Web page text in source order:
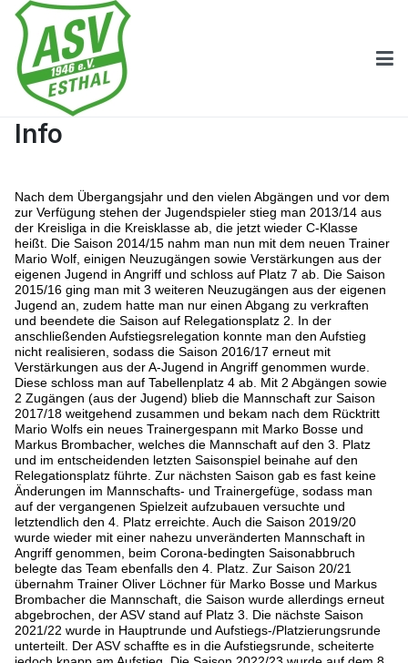
Info
Nach dem Übergangsjahr und den vielen Abgängen und vor dem
zur Verfügung stehen der Jugendspieler stieg man 2013/14 aus
der Kreisliga in die Kreisklasse ab, die jetzt wieder C-Klasse
heißt. Die Saison 2014/15 nahm man nun mit dem neuen Trainer
Mario Wolf, einigen Neuzugängen sowie Verstärkungen aus der
eigenen Jugend in Angriff und schloss auf Platz 7 ab. Die Saison
2015/16 ging man mit 3 weiteren Neuzugängen aus der eigenen
Jugend an, zudem hatte man nur einen Abgang zu verkraften
und beendete die Saison auf Relegationsplatz 2. In der
anschließenden Aufstiegsrelegation konnte man den Aufstieg
nicht realisieren, sodass die Saison 2016/17 erneut mit
Verstärkungen aus der A-Jugend in Angriff genommen wurde.
Diese schloss man auf Tabellenplatz 4 ab. Mit 2 Abgängen sowie
2 Zugängen (aus der Jugend) blieb die Mannschaft zur Saison
2017/18 weitgehend zusammen und bekam nach dem Rücktritt
Mario Wolfs ein neues Trainergespann mit Marko Bosse und
Markus Brombacher, welches die Mannschaft auf den 3. Platz
und im entscheidenden letzten Saisonspiel beinahe auf den
Relegationsplatz führte. Zur nächsten Saison gab es fast keine
Änderungen im Mannschafts- und Trainergefüge, sodass man
auf der vergangenen Spielzeit aufzubauen versuchte und
letztendlich den 4. Platz erreichte. Auch die Saison 2019/20
wurde wieder mit einer nahezu unveränderten Mannschaft in
Angriff genommen, beim Corona-bedingten Saisonabbruch
belegte das Team ebenfalls den 4. Platz. Zur Saison 20/21
übernahm Trainer Oliver Löchner für Marko Bosse und Markus
Brombacher die Mannschaft, die Saison wurde allerdings erneut
abgebrochen, der ASV stand auf Platz 3. Die nächste Saison
2021/22 wurde in Hauptrunde und Aufstiegs-/Platzierungsrunde
unterteilt. Der ASV schaffte es in die Aufstiegsrunde, scheiterte